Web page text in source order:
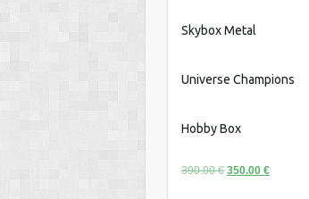
Skybox Metal
Universe Champions
Hobby Box
390.00€ Alkuperäinen
350.00 €Nykyinen